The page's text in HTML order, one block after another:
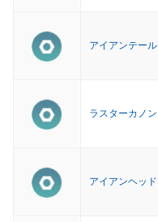
アイアンテール
ラスターカノン
アイアンヘッド